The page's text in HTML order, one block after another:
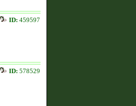
ID: 459597
ID: 578529